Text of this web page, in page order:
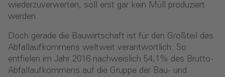
wiederzuverwerten, soll erst gar kein Müll produziert
werden.
Doch gerade die Bauwirtschaft ist für den Großteil des
Abfallaufkommens weltweit verantwortlich: So
entfielen im Jahr 2016 nachweislich 54,1% des Brutto-
Abfallaufkommens auf die Gruppe der Bau- und